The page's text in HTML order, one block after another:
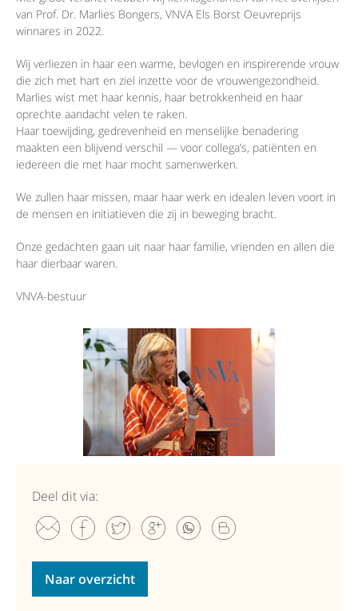
van Prof. Dr. Marlies Bongers, VNVA Els Borst Oeuvreprijs
winnares in 2022.
Wij verliezen in haar een warme, bevlogen en inspirerende vrouw
die zich met hart en ziel inzette voor de vrouwengezondheid.
Marlies wist met haar kennis, haar betrokkenheid en haar
oprechte aandacht velen te raken.
Haar toewijding, gedrevenheid en menselijke benadering
maakten een blijvend verschil — voor collega’s, patiënten en
iedereen die met haar mocht samenwerken.
We zullen haar missen, maar haar werk en idealen leven voort in
de mensen en initiatieven die zij in beweging bracht.
Onze gedachten gaan uit naar haar familie, vrienden en allen die
haar dierbaar waren.
VNVA-bestuur
Deel dit via:
Naar overzicht